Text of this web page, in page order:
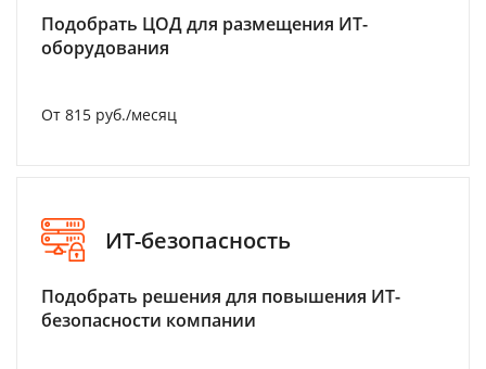
Подобрать ЦОД для размещения ИТ-
оборудования
От 815 руб./месяц
ИТ-безопасность
Подобрать решения для повышения ИТ-
безопасности компании